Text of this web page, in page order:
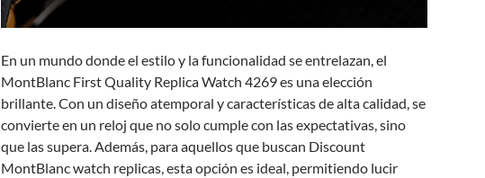
En un mundo donde el estilo y la funcionalidad se entrelazan, el
MontBlanc First Quality Replica Watch 4269 es una elección
brillante. Con un diseño atemporal y características de alta calidad, se
convierte en un reloj que no solo cumple con las expectativas, sino
que las supera. Además, para aquellos que buscan Discount
MontBlanc watch replicas, esta opción es ideal, permitiendo lucir